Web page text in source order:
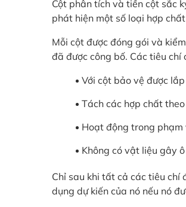
Cột phân tích và tiền cột sắc
phát hiện một số loại hợp
Mỗi cột được đóng gói và
đã được công bố. Các tiêu
Với cột bảo vệ được
Tách các hợp chất
Hoạt động trong
Không có vật liệu gây
Chỉ sau khi tất cả các tiêu chí
dụng dự kiến của nó nếu nó